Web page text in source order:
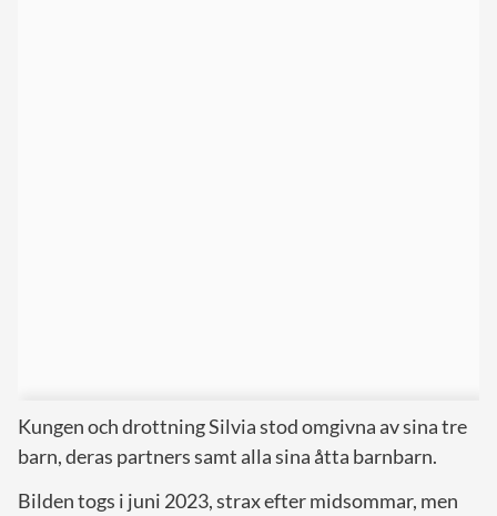
Kungen och drottning Silvia stod omgivna av sina tre
barn, deras partners samt alla sina åtta barnbarn.
Bilden togs i juni 2023, strax efter midsommar, men